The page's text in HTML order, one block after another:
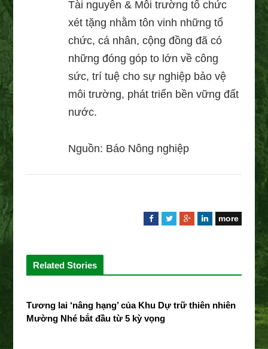
Tài nguyên & Môi trường tổ chức
xét tặng nhằm tôn vinh những tổ
chức, cá nhân, cộng đồng đã có
những đóng góp to lớn về công
sức, trí tuệ cho sự nghiệp bảo vệ
môi trường, phát triển bền vững đất
nước.
Nguồn: Báo Nông nghiệp
F
b
T
t
G
l
+
L
e
more
Related Stories
Tương lai ‘nâng hạng’ của Khu Dự trữ thiên nhiên
Mường Nhé bắt đầu từ 5 kỳ vọng